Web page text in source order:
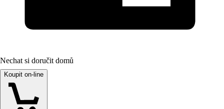
Nechat si doručit domů
Koupit on-line